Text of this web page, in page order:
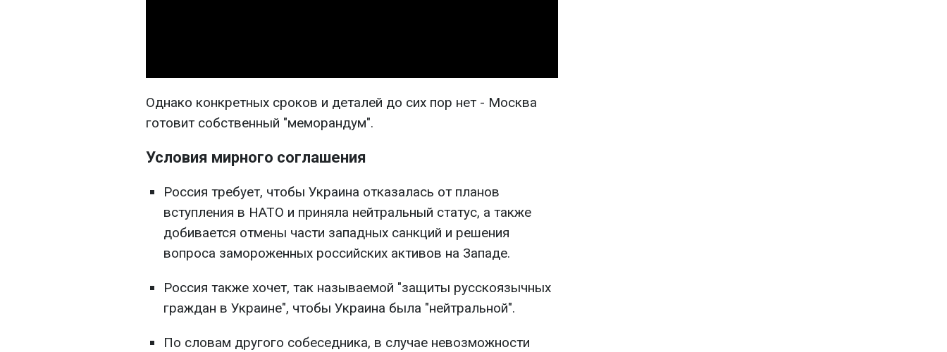
Однако конкретных сроков и деталей до сих пор нет - Москва
готовит собственный "меморандум".
Условия мирного соглашения
Россия требует, чтобы Украина отказалась от планов
вступления в НАТО и приняла нейтральный статус, а также
добивается отмены части западных санкций и решения
вопроса замороженных российских активов на Западе.
Россия также хочет, так называемой "защиты русскоязычных
граждан в Украине", чтобы Украина была "нейтральной".
По словам другого собеседника, в случае невозможности